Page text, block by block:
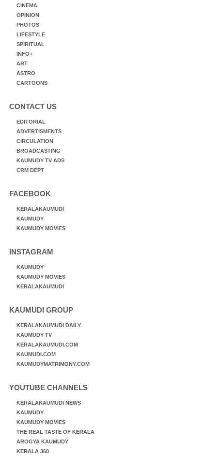
CINEMA
OPINION
PHOTOS
LIFESTYLE
SPIRITUAL
INFO+
ART
ASTRO
CARTOONS
CONTACT US
EDITORIAL
ADVERTISMENTS
CIRCULATION
BROADCASTING
KAUMUDY TV ADS
CRM DEPT
FACEBOOK
KERALAKAUMUDI
KAUMUDY
KAUMUDY MOVIES
INSTAGRAM
KAUMUDY
KAUMUDY MOVIES
KERALAKAUMUDI
KAUMUDI GROUP
KERALAKAUMUDI DAILY
KAUMUDY TV
KERALAKAUMUDI.COM
KAUMUDI.COM
KAUMUDYMATRIMONY.COM
YOUTUBE CHANNELS
KERALAKAUMUDI NEWS
KAUMUDY
KAUMUDY MOVIES
THE REAL TASTE OF KERALA
AROGYA KAUMUDY
KERALA 360